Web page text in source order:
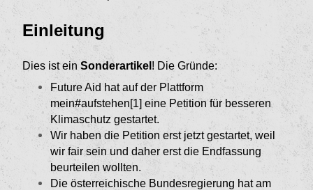
Einleitung
Dies ist ein Sonderartikel ! Die Gründe:
Future Aid hat auf der Plattform
mein#aufstehen[1] eine Petition für besseren
Klimaschutz gestartet.
Wir haben die Petition erst jetzt gestartet, weil
wir fair sein und daher erst die Endfassung
beurteilen wollten.
Die österreichische Bundesregierung hat am